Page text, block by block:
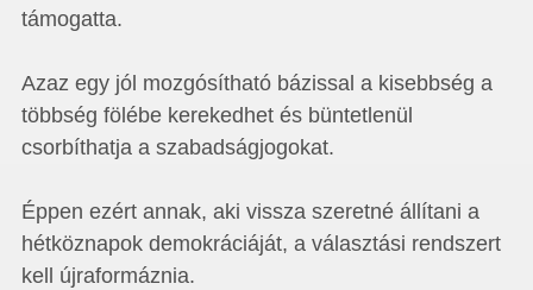
támogatta.
Azaz egy jól mozgósítható bázissal a kisebbség a
többség fölébe kerekedhet és büntetlenül
csorbíthatja a szabadságjogokat.
Éppen ezért annak, aki vissza szeretné állítani a
hétköznapok demokráciáját, a választási rendszert
kell újraformáznia.